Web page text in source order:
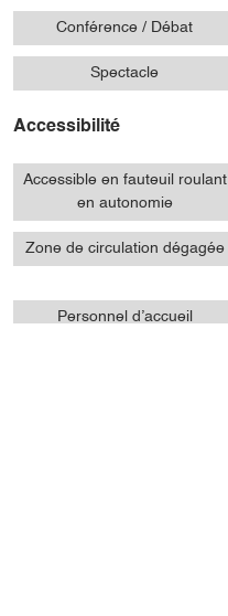
Conférence / Débat
Spectacle
Accessibilité
Accessible en fauteuil roulant
en autonomie
Zone de circulation dégagée
Personnel d’accueil